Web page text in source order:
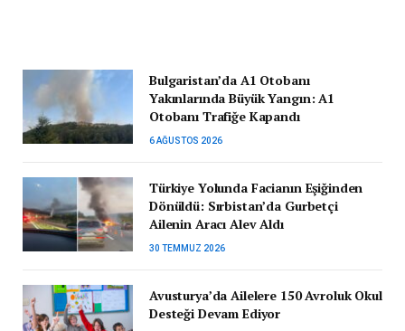
Bulgaristan’da A1 Otobanı
Yakınlarında Büyük Yangın: A1
Otobanı Trafiğe Kapandı
6 AĞUSTOS 2026
Türkiye Yolunda Facianın Eşiğinden
Dönüldü: Sırbistan’da Gurbetçi
Ailenin Aracı Alev Aldı
30 TEMMUZ 2026
Avusturya’da Ailelere 150 Avroluk Okul
Desteği Devam Ediyor